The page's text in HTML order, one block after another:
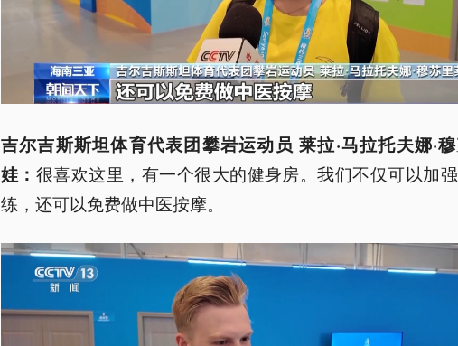
吉尔吉斯斯坦体育代表团攀岩运动员 莱拉·马拉托夫娜·
娃： 很喜欢这里，有一个很大的健身房。我们不仅可以加
练，还可以免费做中医按摩。